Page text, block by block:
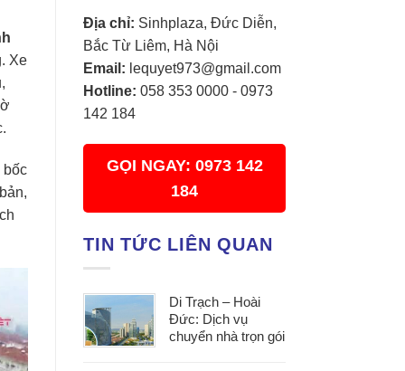
Xe
bốc
Địa chỉ: Sinhplaza, Đức Diễn,
Bắc Từ Liêm, Hà Nội
Email: lequyet973@gmail.com
Hotline: 058 353 0000 - 0973
142 184
GỌI NGAY: 0973 142
184
TIN TỨC LIÊN QUAN
Di Trạch – Hoài
Đức: Dịch vụ
chuyển nhà trọn gói